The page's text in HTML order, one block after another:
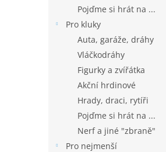
Pojďme si hrát na ...
Pro kluky
Auta, garáže, dráhy
Vláčkodráhy
Figurky a zvířátka
Akční hrdinové
Hrady, draci, rytíři
Pojďme si hrát na ...
Nerf a jiné "zbraně"
Pro nejmenší